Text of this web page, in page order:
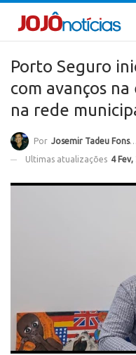
Porto Seguro
com avanços
na rede
Por Josemir Tadeu Fonseca
Ultimas atualizações 4 Fev,